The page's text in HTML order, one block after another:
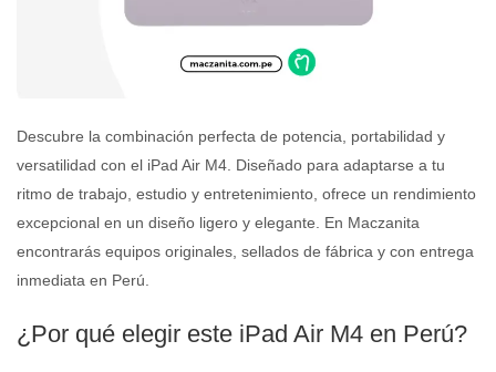
Descubre la combinación perfecta de potencia, portabilidad y
versatilidad con el iPad Air M4. Diseñado para adaptarse a tu
ritmo de trabajo, estudio y entretenimiento, ofrece un rendimiento
excepcional en un diseño ligero y elegante. En Maczanita
encontrarás equipos originales, sellados de fábrica y con entrega
inmediata en Perú.
¿Por qué elegir este iPad Air M4 en Perú?